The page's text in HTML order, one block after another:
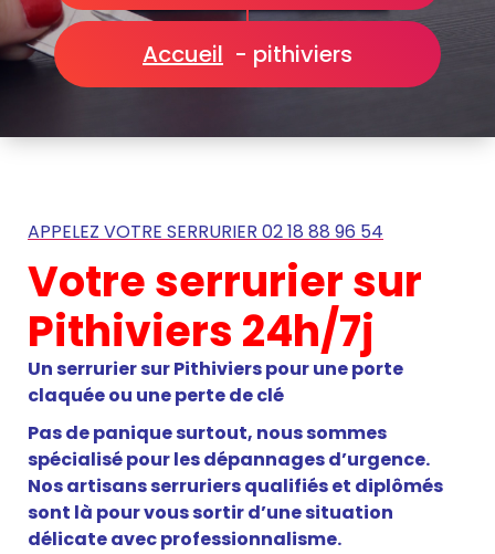
Accueil - pithiviers
APPELEZ VOTRE SERRURIER 02 18 88 96 54
Votre serrurier sur
Pithiviers 24h/7j
Un serrurier sur Pithiviers pour une porte
claquée ou une perte de clé
Pas de panique surtout, nous sommes
spécialisé pour les dépannages d’urgence.
Nos artisans serruriers qualifiés et diplômés
sont là pour vous sortir d’une situation
délicate avec professionnalisme.